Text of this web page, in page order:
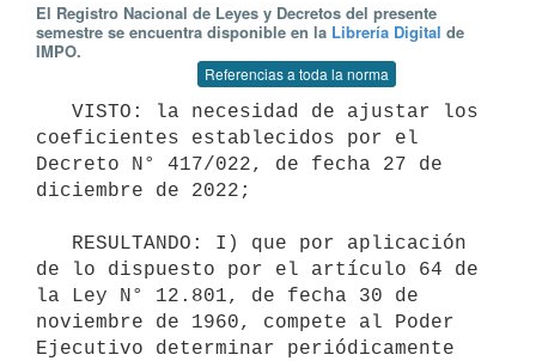
El Registro Nacional de Leyes y Decretos del presente
semestre se encuentra disponible en la Librería Digital de
IMPO.
Referencias a toda la norma
coeficientes establecidos por el
Decreto N° 417/022, de fecha 27 de
diciembre de 2022;
de lo dispuesto por el artículo 64 de
la Ley N° 12.801, de fecha 30 de
noviembre de 1960, compete al Poder
Ejecutivo determinar periódicamente